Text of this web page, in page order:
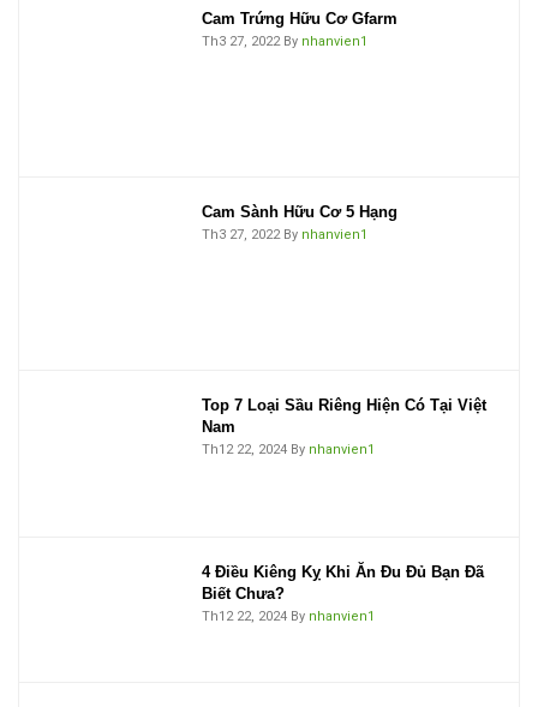
Cam Trứng Hữu Cơ Gfarm
Th3 27, 2022 By nhanvien1
Cam Sành Hữu Cơ 5 Hạng
Th3 27, 2022 By nhanvien1
Top 7 Loại Sầu Riêng Hiện Có Tại Việt
Nam
Th12 22, 2024 By nhanvien1
4 Điều Kiêng Kỵ Khi Ăn Đu Đủ Bạn Đã
Biết Chưa?
Th12 22, 2024 By nhanvien1